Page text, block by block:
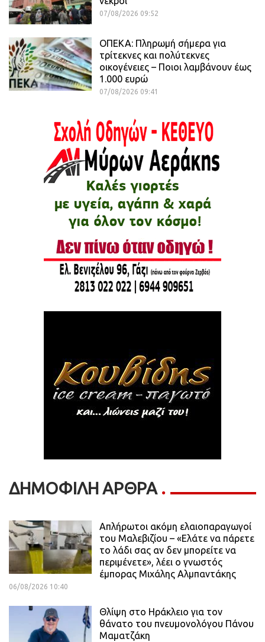
07/08/2026 09:52
ΟΠΕΚΑ: Πληρωμή σήμερα για
τρίτεκνες και πολύτεκνες
οικογένειες – Ποιοι λαμβάνουν έως
1.000 ευρώ
07/08/2026 09:41
ΔΗΜΟΦΙΛΗ ΑΡΘΡΑ
Απλήρωτοι ακόμη ελαιοπαραγωγοί
του Μαλεβιζίου – «Ελάτε να πάρετε
το λάδι σας αν δεν μπορείτε να
περιμένετε», λέει ο γνωστός
έμπορας Μιχάλης Αλμπαντάκης
06/08/2026 10:40
Θλίψη στο Ηράκλειο για τον
θάνατο του πνευμονολόγου Πάνου
Μαματζάκη